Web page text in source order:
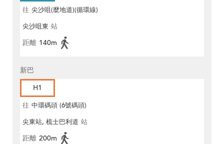
往 尖沙咀(麼地道)(循環線)
尖沙咀東 站
距離 140m
新巴
H1
往 中環碼頭 (6號碼頭)
尖東站, 梳士巴利道 站
距離 200m